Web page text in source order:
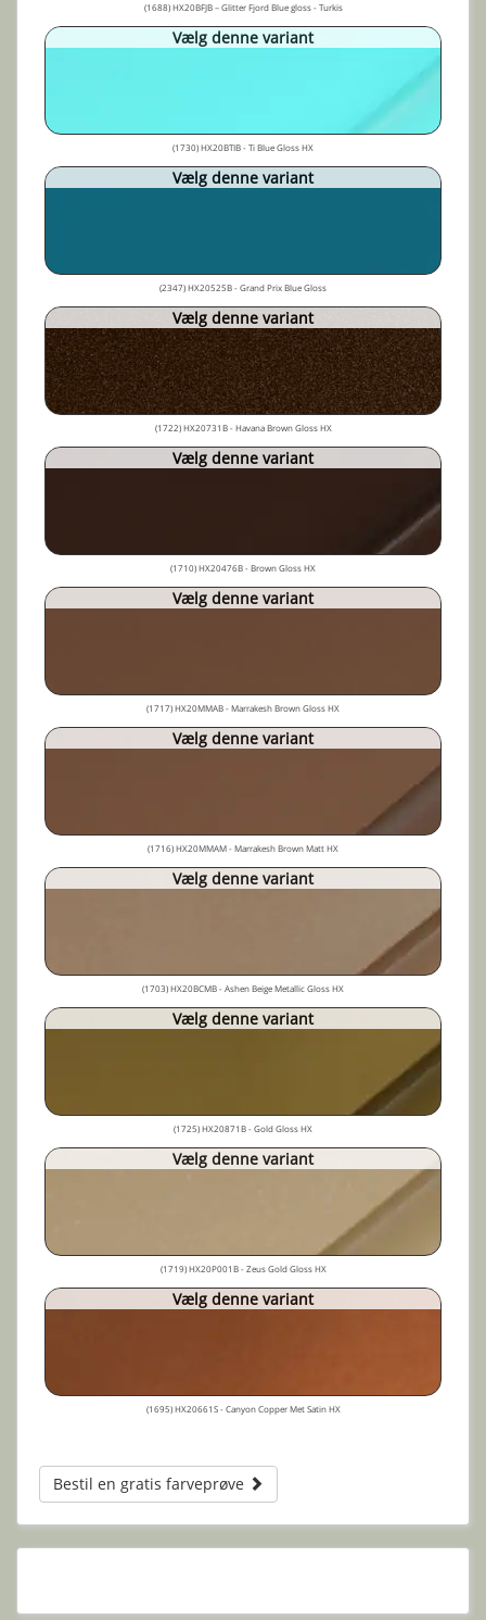
(1688) HX20BFJB – Glitter Fjord Blue gloss - Turkis
Vælg denne variant
(1730) HX20BTIB - Ti Blue Gloss HX
Vælg denne variant
(2347) HX20525B - Grand Prix Blue Gloss
Vælg denne variant
(1722) HX20731B - Havana Brown Gloss HX
Vælg denne variant
(1710) HX20476B - Brown Gloss HX
Vælg denne variant
(1717) HX20MMAB - Marrakesh Brown Gloss HX
Vælg denne variant
(1716) HX20MMAM - Marrakesh Brown Matt HX
Vælg denne variant
(1703) HX20BCMB - Ashen Beige Metallic Gloss HX
Vælg denne variant
(1725) HX20871B - Gold Gloss HX
Vælg denne variant
(1719) HX20P001B - Zeus Gold Gloss HX
Vælg denne variant
(1695) HX20661S - Canyon Copper Met Satin HX
Bestil en gratis farveprøve